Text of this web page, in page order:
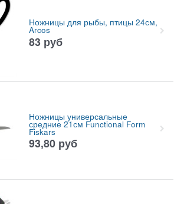
Ножницы для рыбы, птицы 24см,
Arcos
83 руб
Ножницы универсальные
средние 21см Functional Form
Fiskars
93,80 руб